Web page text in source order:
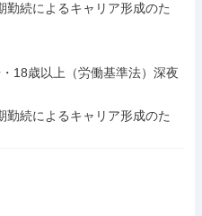
続によるキャリア形成のた
18歳以上（労働基準法）深夜
続によるキャリア形成のた